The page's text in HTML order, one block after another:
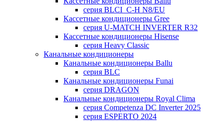
серия BLCI_C-H N8/EU
Кассетные кондиционеры Gree
серия U-MATCH INVERTER R32
Кассетные кондиционеры Hisense
серия Heavy Classic
Канальные кондиционеры
Канальные кондиционеры Ballu
серия BLC
Канальные кондиционеры Funai
серия DRAGON
Канальные кондиционеры Royal Clima
серия Competenza DC Inverter 2025
серия ESPERTO 2024